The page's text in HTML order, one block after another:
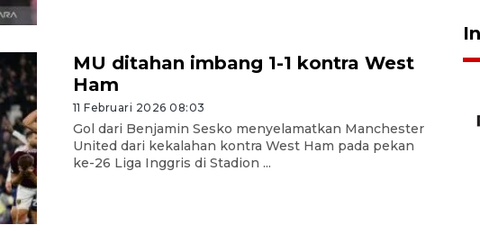
MU ditahan imbang 1-1 kontra West
Ham
11 Februari 2026 08:03
Gol dari Benjamin Sesko menyelamatkan Manchester
United dari kekalahan kontra West Ham pada pekan
ke-26 Liga Inggris di Stadion ...